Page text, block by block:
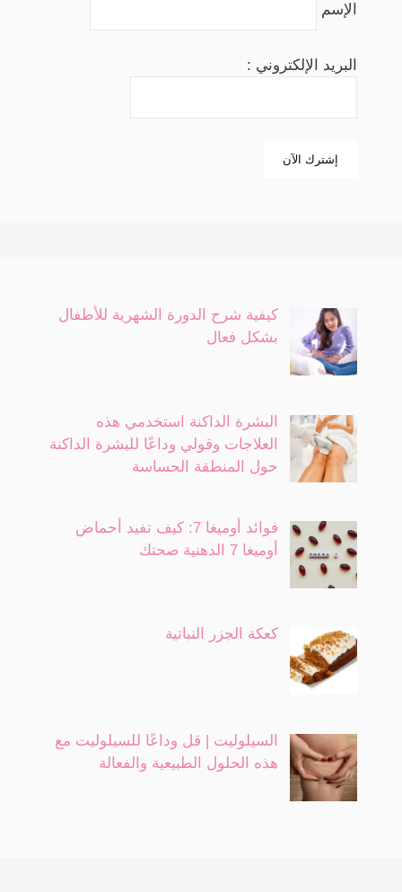
الإسم
البريد الإلكتروني :
كيفية شرح الدورة الشهرية للأطفال
بشكل فعال
البشرة الداكنة استخدمي هذه
العلاجات وقولي وداعًا للبشرة الداكنة
حول المنطقة الحساسة
فوائد أوميغا 7: كيف تفيد أحماض
أوميغا 7 الدهنية صحتك
كعكة الجزر النباتية
السيلوليت | قل وداعًا للسيلوليت مع
هذه الحلول الطبيعية والفعالة